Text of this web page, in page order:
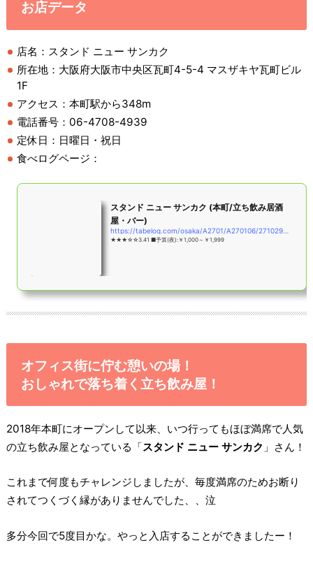
お店データ
店名：スタンド ニュー サンカク
所在地：大阪府大阪市中央区瓦町4-5-4 マスザキヤ瓦町ビル
1F
アクセス：本町駅から348m
電話番号：06-4708-4939
定休日：日曜日・祝日
食べログページ：
スタンド ニュー サンカク (本町/立ち飲み居酒
屋・バー)
★★★☆☆3.41 ■予算(夜):￥1,000～￥1,999
オフィス街に佇む憩いの場！
おしゃれで落ち着く立ち飲み屋！
2018年本町にオープンして以来、いつ行ってもほぼ満席で人気
の立ち飲み屋となっている「スタンド ニュー サンカク 」さん！
これまで何度もチャレンジしましたが、毎度満席のためお断り
されてつくづく縁がありませんでした、、泣
多分今回で5度目かな。やっと入店することができましたー！